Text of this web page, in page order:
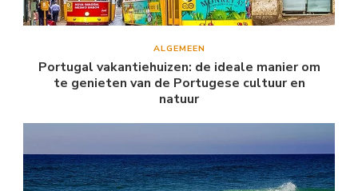
ALGEMEEN
Portugal vakantiehuizen: de ideale manier om
te genieten van de Portugese cultuur en
natuur